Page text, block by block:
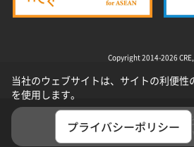
選択した物件を
まとめてお問
Copyright 2014-2026 CRE,
当社のウェブサイトは、サイトの利便性
を使用します。
プライバシーポリシー